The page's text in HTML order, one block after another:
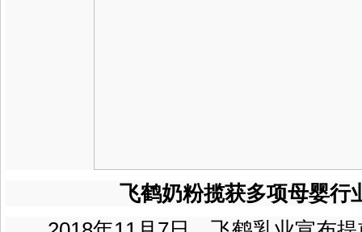
飞鹤奶粉揽获多项母婴行